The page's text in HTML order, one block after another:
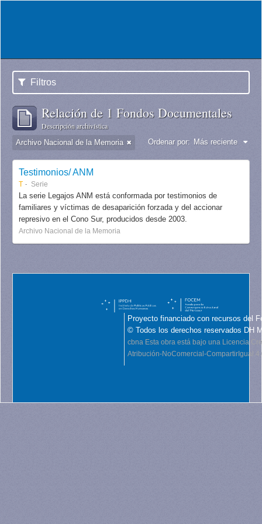
Filtros
Relación de 1 Fondos Documentales
Descripción archivística
Archivo Nacional de la Memoria Ordenar por: Más reciente
Testimonios/ ANM
T Serie
La serie Legajos ANM está conformada por testimonios de
familiares y víctimas de desaparición forzada y del accionar
represivo en el Cono Sur, producidos desde 2003.
Archivo Nacional de la Memoria
Proyecto financiado con recursos del
© Todos los derechos reservados DH
cbna Esta obra está bajo una Licencia
Atribución-NoComercial-CompartirIgual